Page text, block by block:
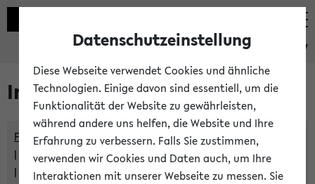
eKVV
Im eKVV verwaltete Räume
Freie Räume und Veranstaltungsüberschneidungen
Raumüberschneidungen
Hinweise der zentralen Raumvergabe
Datenschutzeinstellung
Diese Webseite verwendet Cookies und ähnliche
Technologien. Einige davon sind essentiell, um die
Funktionalität der Website zu gewährleisten,
während andere uns helfen, die Website und Ihre
Erfahrung zu verbessern. Falls Sie zustimmen,
verwenden wir Cookies und Daten auch, um Ihre
Interaktionen mit unserer Webseite zu messen. Sie